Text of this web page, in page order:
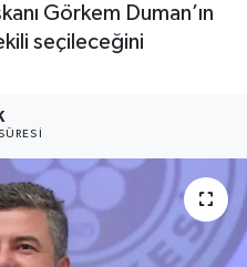
Görkem Duman’ın
seçileceğini